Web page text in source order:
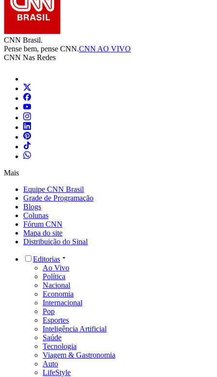
CNN Brasil.
Pense bem, pense CNN.CNN AO VIVO
CNN Nas Redes
Mais
Equipe CNN Brasil
Grade de Programação
Blogs
Colunas
Fórum CNN
Mapa do site
Distribuição do Sinal
Editorias
Ao Vivo
Política
Nacional
Economia
Internacional
Pop
Esportes
Inteligência Artificial
Saúde
Tecnologia
Viagem & Gastronomia
Auto
LifeStyle